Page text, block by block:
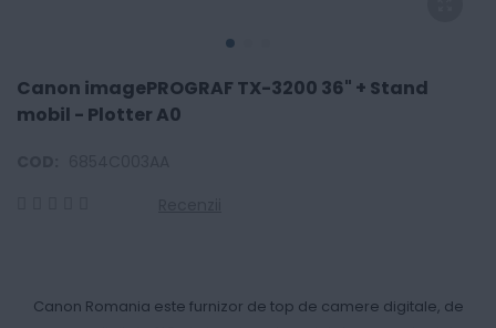
Canon imagePROGRAF TX-3200 36" + Stand
mobil - Plotter A0
Canon Romania este furnizor de top de camere digitale, de